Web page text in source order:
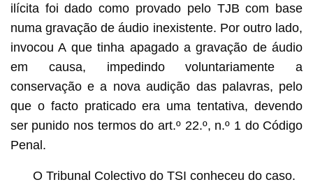
ilícita foi dado como provado pelo TJB com base
numa gravação de áudio inexistente. Por outro lado,
invocou A que tinha apagado a gravação de áudio
em causa, impedindo voluntariamente a
conservação e a nova audição das palavras, pelo
que o facto praticado era uma tentativa, devendo
ser punido nos termos do art.º 22.º, n.º 1 do Código
Penal.
O Tribunal Colectivo do TSI conheceu do caso.